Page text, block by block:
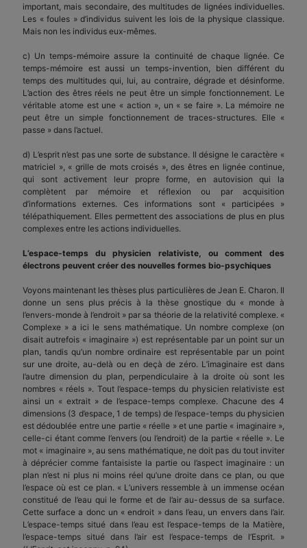
important, mais secondaire, des multitudes de lignées individuelles.
Les « foules » d’individus suivent les lois de la physique classique.
Mais non les individus eux-mêmes.
c) Un temps-mémoire assure la continuité de chaque lignée. Ce
temps-mémoire est aussi un temps-invention, bien différent du
temps des multitudes qui, lui, au contraire, dégrade et désinforme.
L’action des êtres réels ne peut être un simple fonctionnement. Le
véritable atome est une « action », un « se faire ». La mémoire ne
peut être un simple fonctionnement de traces-structures. Elle «
passe » dans l’actuel.
d) L’esprit n’est pas une sorte de substance. Il désigne le caractère «
matriciel », « grille de mots croisés », des êtres en lignée continue,
qui sont activement leur propre forme, en autovision qui la
complètent par mémoire et réflexion ou par acquisition
d’informations externes. Ces informations sont « participées »
télépathiquement. Elles permettent des associations de plus en plus
complexes entre les actions individuelles.
L’espace-temps du physicien relativiste, ou comment des
électrons peuvent créer des nouvelles formes bio-psychiques
Voyons maintenant les thèses plus particulières de Jean E. Charon. Il
donne un sens plus précis à la thèse gnostique du « monde à
l’envers-monde à l’endroit » par sa théorie de la relativité complexe. «
Complexe » a ici le sens mathématique. Un nombre complexe (on
disait autrefois « imaginaire ») est représentable par un point sur un
plan, tandis qu’un nombre ordinaire est représentable par un point
sur une droite, au-delà ou en deçà de zéro. L’imaginaire est dans
l’autre dimension du plan, perpendiculaire à la droite où sont les
nombres « réels ». Tout l’espace-temps du physicien relativiste est
ainsi un « extrait » de l’espace-temps complexe. Chacune des 4
dimensions (3 d’espace, 1 de temps) de l’espace-temps du physicien
est dédoublée entre une partie « réelle » et une partie « imaginaire »,
celle-ci étant comme l’envers (ou l’endroit) de la partie « réelle ». Le
mot « imaginaire », au sens mathématique, ne doit pas du tout inviter
à déprécier comme fantaisiste la partie ou l’aspect imaginaire : un
plan n’est ni plus ni moins réel qu’une droite dans ce plan, ou que
l’espace où est ce plan. « L’univers ressemble à un immense océan
constitué de l’eau qui le forme et de l’air au-dessus de sa surface.
Cette surface a donc un « endroit » dans l’eau, un envers dans l’air.
L’espace-temps situé dans l’eau est l’espace-temps de la Matière,
l’espace-temps situé dans l’air est l’espace-temps de l’Esprit. »